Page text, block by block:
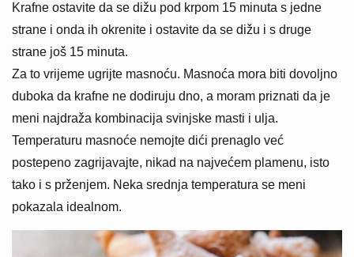
Krafne ostavite da se dižu pod krpom 15 minuta s jedne
strane i onda ih okrenite i ostavite da se dižu i s druge
strane još 15 minuta.
Za to vrijeme ugrijte masnoću. Masnoća mora biti dovoljno
duboka da krafne ne dodiruju dno, a moram priznati da je
meni najdraža kombinacija svinjske masti i ulja.
Temperaturu masnoće nemojte dići prenaglo već
postepeno zagrijavajte, nikad na najvećem plamenu, isto
tako i s prženjem. Neka srednja temperatura se meni
pokazala idealnom.